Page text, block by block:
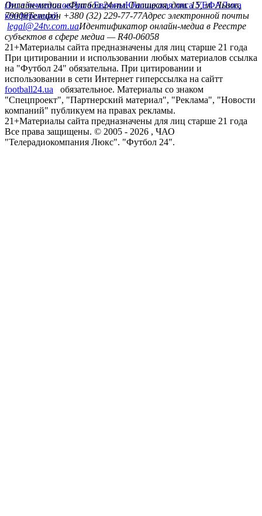
Лига чемпионовЛига ЕвропыЮношеская лига УЕФАЛига
конференций
Онлайн-медиа «Футбол 24»пл. Галицкая, дом. 15, м. Львов,
79008Телефон +380 (32) 229-77-77Адрес электронной почты
legal@24tv.com.uaИдентификатор онлайн-медиа в Реестре
субъектов в сфере медиа — R40-06058
21+Материалы сайта предназначены для лиц старше 21 года
При цитировании и использовании любых материалов ссылка
на "Футбол 24" обязательна. При цитировании и
использовании в сети Интернет гиперссылка на сайтт
football24.ua
обязательное. Материалы со знаком
"Спецпроект", "Партнерский материал", "Реклама", "Новости
компаний" публикуем на правах рекламы.
21+Материалы сайта предназначены для лиц старше 21 года
Все права защищены. © 2005 - 2026 , ЧАО
"Телерадиокомпания Люкс". "Футбол 24".